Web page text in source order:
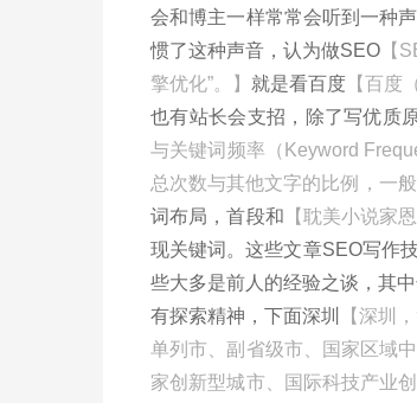
会和博主一样常常会听到一种
惯了这种声音，认为做SEO 【
擎优化”。】 就是看百度 【百度
也有站长会支招，除了写优质
与关键词频率（Keyword
总次数与其他文字的比例，一
词布局，首段和 【耽美小说家
现关键词。这些文章SEO写作
些大多是前人的经验之谈，其
有探索精神，下面深圳
【深圳
单列市、副省级市、国家区域
家创新型城市、国际科技产业